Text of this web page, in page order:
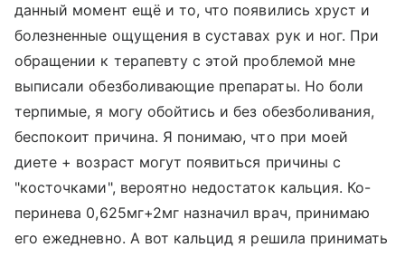
данный момент ещё и то, что появились хруст и
болезненные ощущения в суставах рук и ног. При
обращении к терапевту с этой проблемой мне
выписали обезболивающие препараты. Но боли
терпимые, я могу обойтись и без обезболивания,
беспокоит причина. Я понимаю, что при моей
диете + возраст могут появиться причины с
"косточками", вероятно недостаток кальция. Ко-
перинева 0,625мг+2мг назначил врач, принимаю
его ежедневно. А вот кальцид я решила принимать